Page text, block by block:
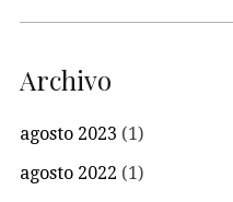
Archivo
agosto 2023 (1)
agosto 2022 (1)